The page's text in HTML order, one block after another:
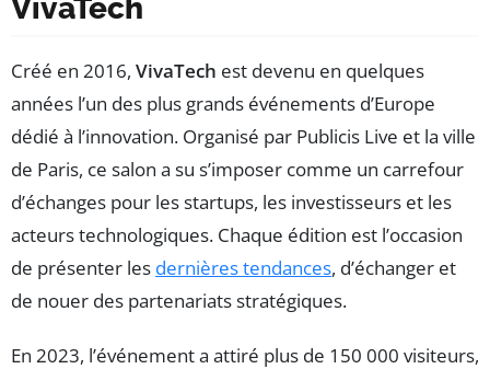
VivaTech
Créé en 2016, VivaTech est devenu en quelques
années l’un des plus grands événements d’Europe
dédié à l’innovation. Organisé par Publicis Live et la ville
de Paris, ce salon a su s’imposer comme un carrefour
d’échanges pour les startups, les investisseurs et les
acteurs technologiques. Chaque édition est l’occasion
de présenter les dernières tendances, d’échanger et
de nouer des partenariats stratégiques.
En 2023, l’événement a attiré plus de 150 000 visiteurs,